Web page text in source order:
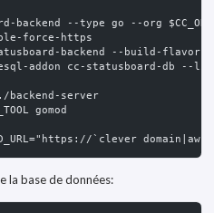
backend --type go --org
force-https
backend --build-flavor S
addon cc-statusboard-db --
backend-server
gomod
`clever
la base de données: